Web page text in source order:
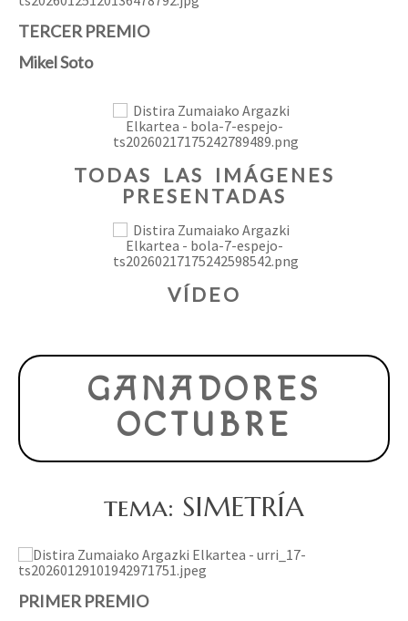
TERCER PREMIO
Mikel Soto
TODAS LAS IMÁGENES
PRESENTADAS
VÍDEO
GANADORES
OCTUBRE
tema: SIMETRÍA
PRIMER PREMIO